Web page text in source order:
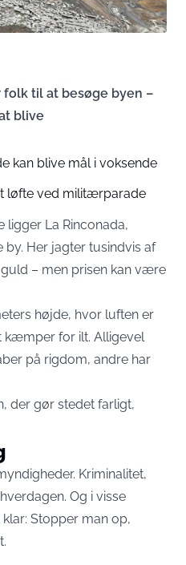
folk til at besøge byen –
blive
kan blive mål i voksende
løfte ved militærparade
ligger La Rinconada,
Her jagter tusindvis af
– men prisen kan være
højde, hvor luften er
kæmper for ilt. Alligevel
på rigdom, andre har
der gør stedet farligt,
Kriminalitet,
Og i visse
Stopper man op,